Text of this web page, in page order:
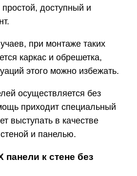
доступный и
при монтаже таких
каркас и обрешетка,
этого можно избежать.
осуществляется без
приходит специальный
выступать в качестве
и панелью.
панели к стене без